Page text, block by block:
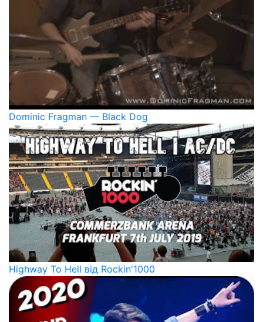
Dominic Fragman — Black Dog
Highway To Hell від Rockin'1000